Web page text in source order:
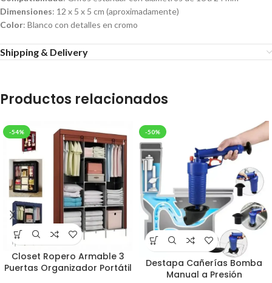
Dimensiones: 12 x 5 x 5 cm (aproximadamente)
Color: Blanco con detalles en cromo
Shipping & Delivery
Productos relacionados
-54%
Closet Ropero Armable 3
Puertas Organizador Portátil
-50%
Destapa Cañerías Bomba
Manual a Presión